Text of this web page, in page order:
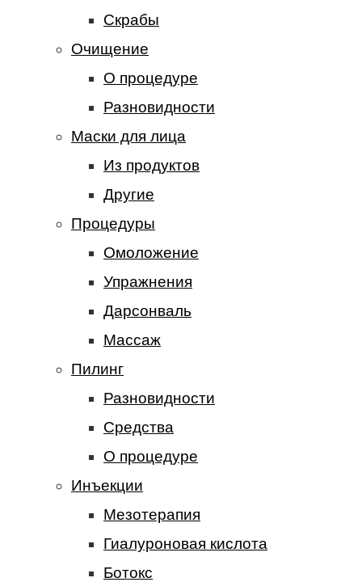
Скрабы
Очищение
О процедуре
Разновидности
Маски для лица
Из продуктов
Другие
Процедуры
Омоложение
Упражнения
Дарсонваль
Массаж
Пилинг
Разновидности
Средства
О процедуре
Инъекции
Мезотерапия
Гиалуроновая кислота
Ботокс